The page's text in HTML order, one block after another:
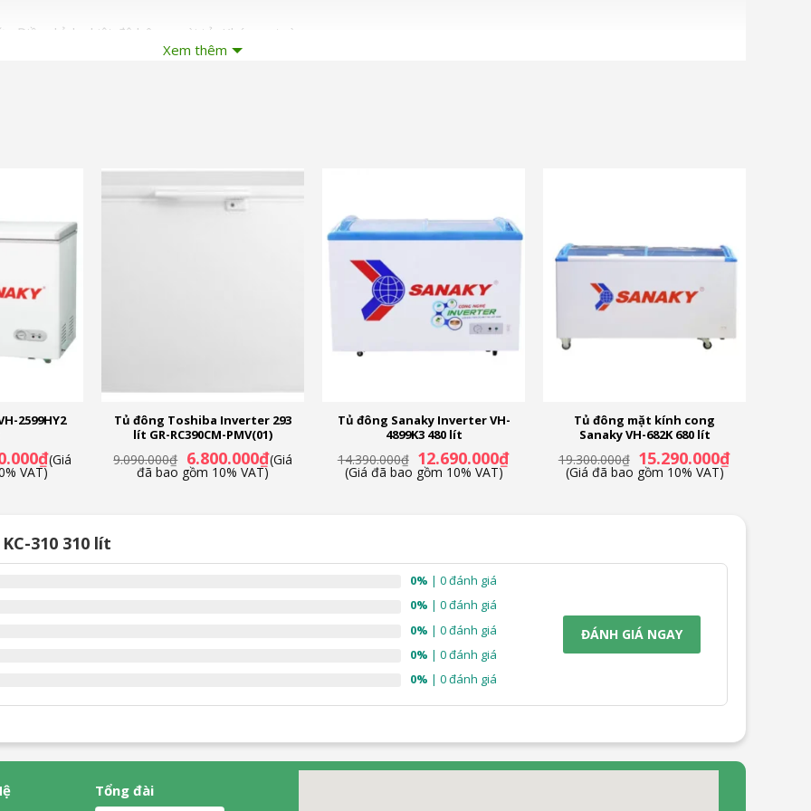
Điều chỉnh nhiệt độ bên ngoài tủ, Khóa an toàn
Xem thêm
2599HY2
₫Giá
hiện
(Giá
VAT)
Tủ đông Toshiba Inverter 293
lít GR-RC390CM-PMV(01)
9.090.000₫ Giá
gốc
là:
6.800.000₫Giá
hiện
(Giá
đã bao gồm 10% VAT)
Tủ đông Sanaky Inverter VH-
4899K3 480 lít
14.390.000₫ Giá
gốc
là:
12.690.000₫Giá
(Giá đã bao gồm 10% VAT)
và nhiều ưu đãi khác
Tủ đông mặt kính cong
Sanaky VH-682K 680 lít
19.300.000₫ Giá
gốc
là:
15.290.000₫Giá
(Giá đã bao gồm 10% VAT)
310 310 lít
0% | 0 đánh giá
0% | 0 đánh giá
0% | 0 đánh giá
0% | 0 đánh giá
0% | 0 đánh giá
ĐÁNH GIÁ NGAY
Tổng đài